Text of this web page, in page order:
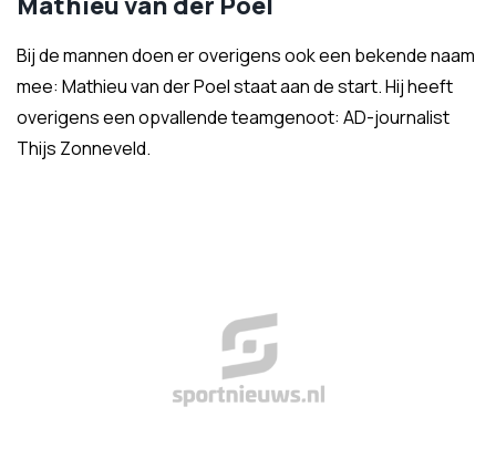
Bij de mannen doen er overigens ook een bekende naam
mee: Mathieu van der Poel staat aan de start. Hij heeft
overigens een opvallende teamgenoot: AD-journalist
Thijs Zonneveld.